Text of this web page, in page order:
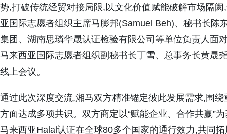
势,打破传统经贸对接局限,以文化价值赋能破解市场隔
亚国际志愿者组织主席马膨邦(Samuel Beh)、秘书长陈
集团、湖南思璘华晟认证检验有限公司等单位负责人面
马来西亚国际志愿者组织副秘书长丁雪、总事务长黄晟
线上会议。
通过此次深度交流,湘马双方精准锚定彼此发展需求,围
方面达成多项共识。双方商定以“赋能企业、合作共赢”
马来西亚Halal认证在全球80多个国家的通行效力,共同